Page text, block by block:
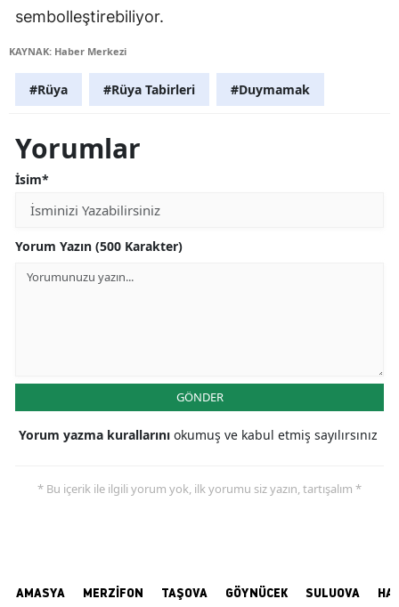
sembolleştirebiliyor.
KAYNAK: Haber Merkezi
#Rüya #Rüya Tabirleri #Duymamak
Yorumlar
İsim*
Yorum Yazın (500 Karakter)
GÖNDER
Yorum yazma kurallarını okumuş ve kabul etmiş sayılırsınız
* Bu içerik ile ilgili yorum yok, ilk yorumu siz yazın, tartışalım *
AMASYA MERZİFON TAŞOVA GÖYNÜCEK SULUOVA